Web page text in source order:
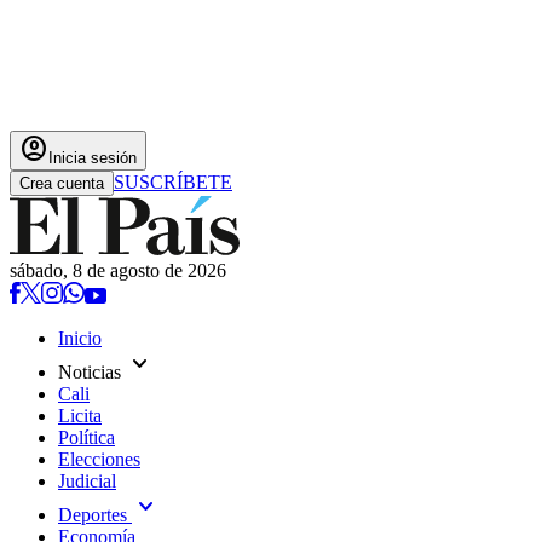
account_circle Inicia sesión
Crea cuenta SUSCRÍBETE
sábado, 8 de agosto de 2026
Inicio
Noticias expand_more
Cali
Licita
Política
Elecciones
Judicial
Deportes expand_more
Economía